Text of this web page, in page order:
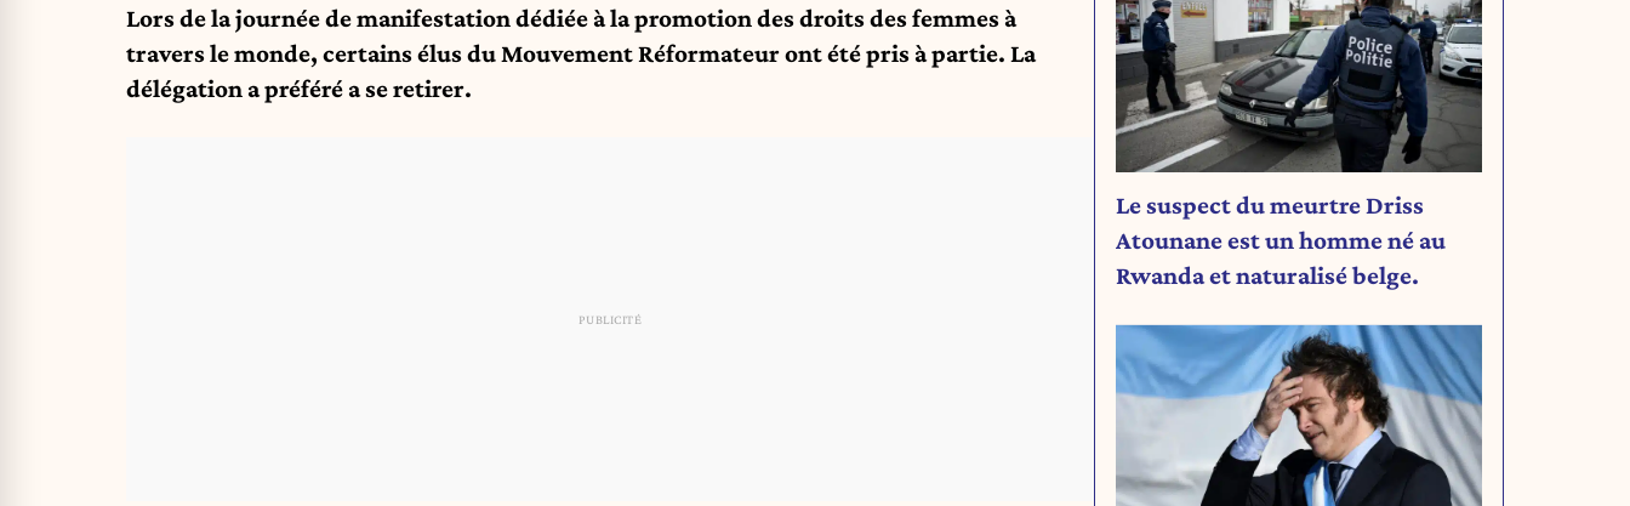
Lors de la journée de manifestation dédiée à la promotion des droits des femmes à
travers le monde, certains élus du Mouvement Réformateur ont été pris à partie. La
délégation a préféré a se retirer.
Le suspect du meurtre Driss
Atounane est un homme né au
Rwanda et naturalisé belge.